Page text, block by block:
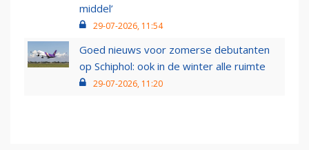
middel’
29-07-2026, 11:54
Goed nieuws voor zomerse debutanten
op Schiphol: ook in de winter alle ruimte
29-07-2026, 11:20